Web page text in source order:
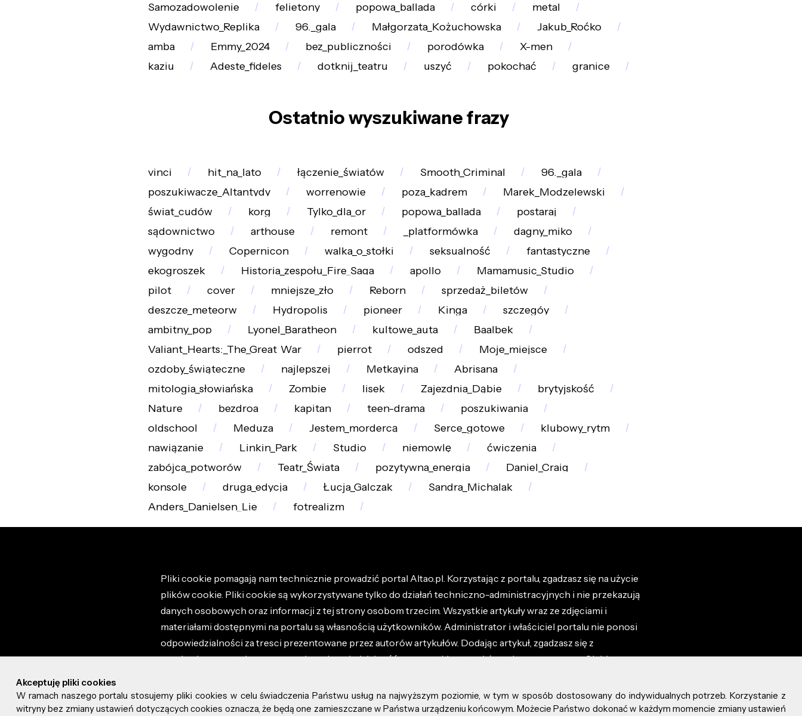
Samozadowolenie
felietony popowa_ballada córki
metal
Wydawnictwo_Replika
96._gala Małgorzata_Kożuchowska
Jakub_Roćko
amba
Emmy_2024 bez_publiczności porodówka
X-men
kaziu
Adeste_fideles dotknij_teatru uszyć pokochać granice
Ostatnio wyszukiwane frazy
vinci hit_na_lato łączenie_światów Smooth_Criminal
96._gala
poszukiwacze_Altantydy
worrenowie poza_kadrem
Marek_Modzelewski
świat_cudów
korg Tylko_dla_or popowa_ballada
postaraj
sądownictwo
arthouse remont _platformówka
dagny_miko
wygodny
Copernicon walka_o_stołki seksualność
fantastyczne
ekogroszek
Historia_zespołu_Fire_Saga apollo
Mamamusic_Studio
pilot
cover mniejsze_zło Reborn
sprzedaż_biletów
deszcze_meteorw
Hydropolis pioneer Kinga
szczegóy
ambitny_pop
Lyonel_Baratheon kultowe_auta
Baalbek
Valiant_Hearts:_The_Great_War
pierrot odszed
Moje_miejsce
ozdoby_świąteczne
najlepszej Metkayina
Abrisana
mitologia_słowiańska
Zombie lisek Zajezdnia_Dąbie
brytyjskość
Nature
bezdroa kapitan teen-drama
poszukiwania
oldschool
Meduza Jestem_mordercą Serce_gotowe
klubowy_rytm
nawiązanie
Linkin_Park Studio niemowlę
ćwiczenia
zabójca_potworów
Teatr_Świata pozytywna_energia
Daniel_Craig
konsole
druga_edycja Łucja_Galczak
Sandra_Michalak
Anders_Danielsen_Lie
fotrealizm
Pliki cookie pomagają nam technicznie prowadzić portal Altao.pl. Korzystając z portalu, zgadzasz się na użycie
plików cookie. Pliki cookie są wykorzystywane tylko do działań techniczno-administracyjnych i nie przekazują
danych osobowych oraz informacji z tej strony osobom trzecim. Wszystkie artykuły wraz ze zdjęciami i
materiałami dostępnymi na portalu są własnością użytkowników. Administrator i właściciel portalu nie ponosi
odpowiedzialności za tresci prezentowane przez autorów artykułów. Dodając artykuł, zgadzasz się z
regulaminem portalu oraz ponosisz odpowiedzialność za wszystkie materiały umieszczone przez Ciebie na
© 2026 altao.pl. Wszystkie prawa zastrzeżone.
Akceptuję pliki cookies
W ramach naszego portalu stosujemy pliki cookies w celu świadczenia Państwu usług na najwyższym poziomie, w tym w sposób dostosowany do indywidualnych potrzeb. Korzystanie z
witryny bez zmiany ustawień dotyczących cookies oznacza, że będą one zamieszczane w Państwa urządzeniu końcowym. Możecie Państwo dokonać w każdym momencie zmiany ustawień